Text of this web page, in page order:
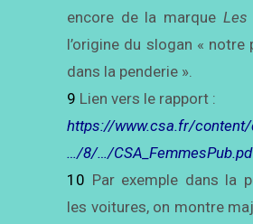
encore de la marque Les
l’origine du slogan «
dans la penderie ».
9 Lien vers le rapport :
https://www.csa.fr/
…/8/…/
10 Par exemple dans la
les voitures, on montre